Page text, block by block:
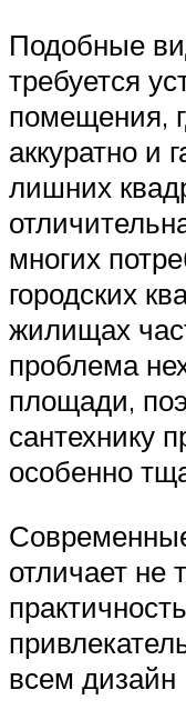
Подобные
требуется
помещения,
аккуратно и
лишних
многих
городских
жилищах
проблема
площади,
сантехнику
особенно
отличает не
всем дизайн